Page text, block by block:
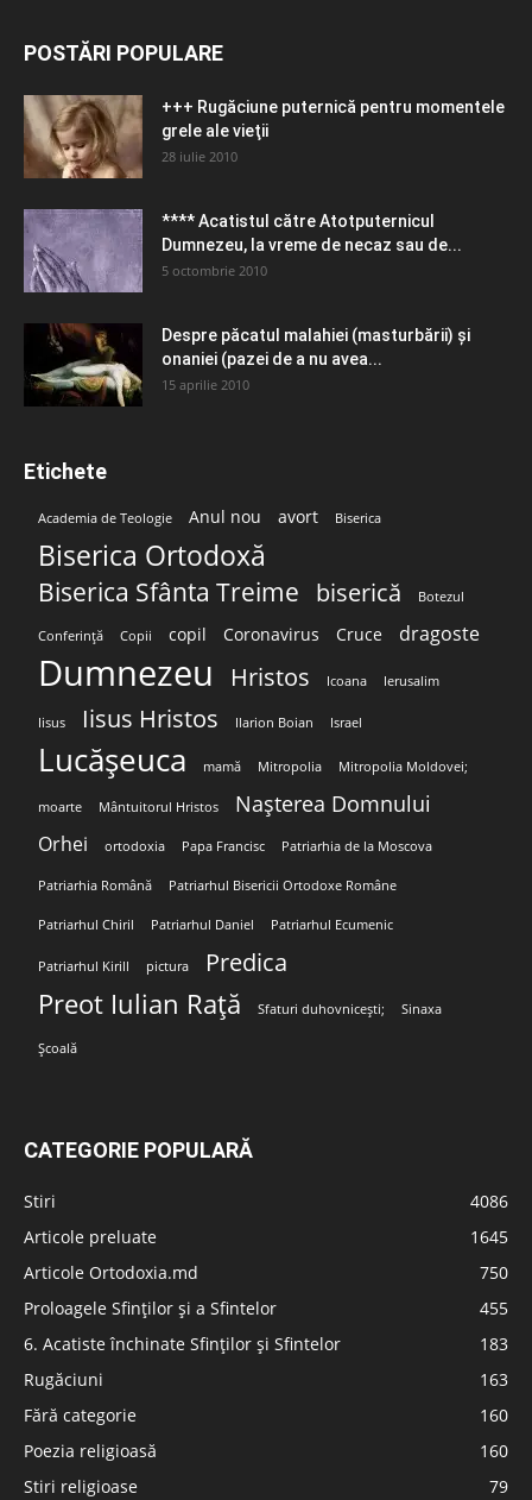
POSTĂRI POPULARE
+++ Rugăciune puternică pentru momentele
grele ale vieţii
28 iulie 2010
**** Acatistul către Atotputernicul
Dumnezeu, la vreme de necaz sau de...
5 octombrie 2010
Despre păcatul malahiei (masturbării) şi
onaniei (pazei de a nu avea...
15 aprilie 2010
Etichete
Academia de Teologie Anul nou avort Biserica
Biserica Ortodoxă
Biserica Sfânta Treime biserică Botezul
Conferință Copii copil Coronavirus Cruce dragoste
Dumnezeu Hristos Icoana Ierusalim
Iisus Iisus Hristos Ilarion Boian Israel
Lucășeuca mamă Mitropolia Mitropolia Moldovei;
moarte Mântuitorul Hristos Nașterea Domnului
Orhei ortodoxia Papa Francisc Patriarhia de la Moscova
Patriarhia Română Patriarhul Bisericii Ortodoxe Române
Patriarhul Chiril Patriarhul Daniel Patriarhul Ecumenic
Patriarhul Kirill pictura Predica
Preot Iulian Rață Sfaturi duhovnicești; Sinaxa
Școală
CATEGORIE POPULARĂ
Stiri
4086
Articole preluate
1645
Articole Ortodoxia.md
750
Proloagele Sfinților și a Sfintelor
455
6. Acatiste închinate Sfinților și Sfintelor
183
Rugăciuni
163
Fără categorie
160
Poezia religioasă
160
Stiri religioase
79